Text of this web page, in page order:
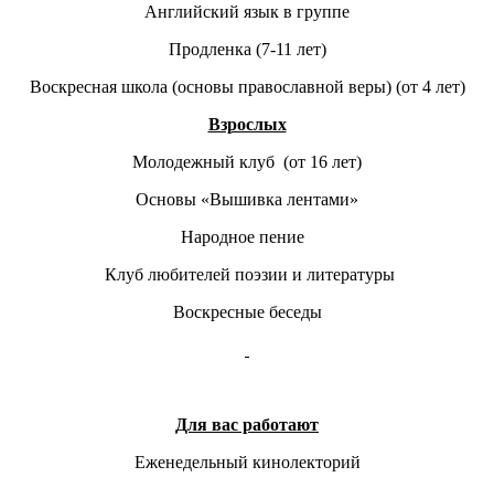
Английский язык в группе
Продленка (7-11 лет)
Воскресная школа (основы православной веры) (от 4 лет)
Взрослых
Молодежный клуб (от 16 лет)
Основы «Вышивка лентами»
Народное пение
Клуб любителей поэзии и литературы
Воскресные беседы
Для вас работают
Еженедельный кинолекторий